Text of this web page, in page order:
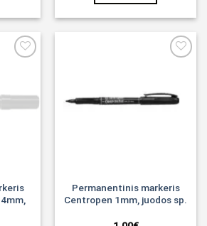
Noriu!
Permanentinis markeris
Centropen 1mm, juodos sp.